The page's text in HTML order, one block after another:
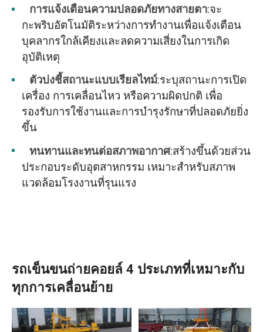
การแจ้งเตือนความปลอดภัยทางสายตา:จะ
กะพริบอัตโนมัติระหว่างการทำงานเพื่อแจ้งเตือน
บุคลากรใกล้เคียงและลดความเสี่ยงในการเกิด
อุบัติเหตุ
ตัวบ่งชี้สถานะแบบเรียลไทม์:ระบุสถานะการเปิด
เครื่อง การเคลื่อนไหว หรือความผิดปกติ เพื่อ
รองรับการใช้งานและการบำรุงรักษาที่ปลอดภัยยิ่ง
ขึ้น
ทนทานและทนต่อสภาพอากาศ:สร้างขึ้นด้วยส่วน
ประกอบระดับอุตสาหกรรม เหมาะสำหรับสภาพ
แวดล้อมโรงงานที่รุนแรง
รถเข็นขนถ่ายคอยล์ 4 ประเภทที่เหมาะกับ
ทุกการเคลื่อนย้าย